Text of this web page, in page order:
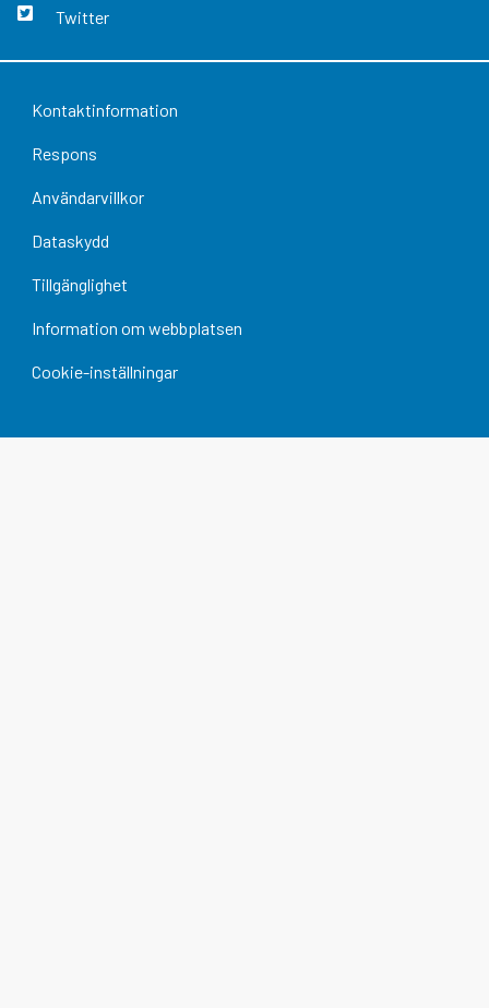
Twitter
Kontaktinformation
Respons
Användarvillkor
Dataskydd
Tillgänglighet
Information om webbplatsen
Cookie-inställningar